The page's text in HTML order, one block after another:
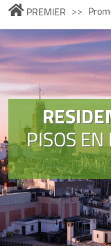
PREMIER
PISOS